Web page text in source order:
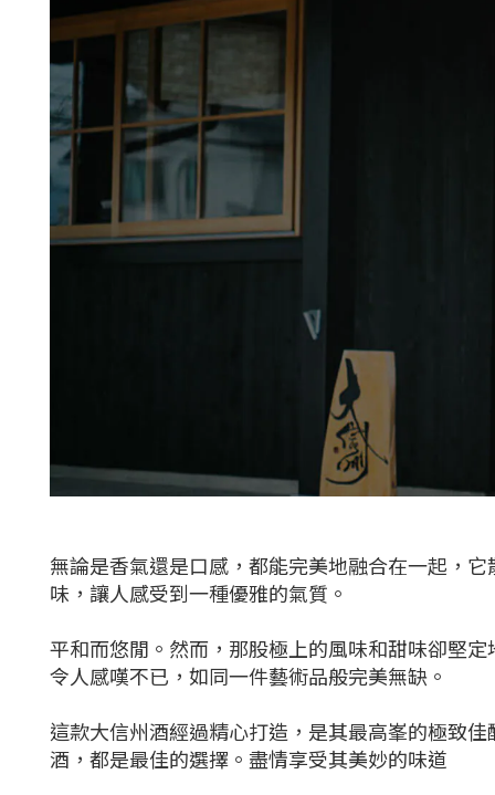
無論是香氣還是口感，都能完美地融合在一起，
味，讓人感受到一種優雅的氣質。
平和而悠閒。然而，那股極上的風味和甜味卻堅
令人感嘆不已，如同一件藝術品般完美無缺。
這款大信州酒經過精心打造，是其最高峯的極致
酒，都是最佳的選擇。盡情享受其美妙的味道